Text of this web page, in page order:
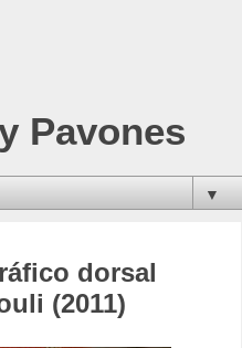
Pavones
▼
dorsal
(2011)